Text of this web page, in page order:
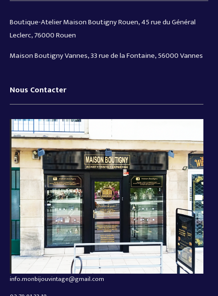
Boutique-Atelier Maison Boutigny Rouen, 45 rue du Général
Leclerc, 76000 Rouen
Maison Boutigny Vannes, 33 rue de la Fontaine, 56000 Vannes
Nous Contacter
info.monbijouvintage@gmail.com